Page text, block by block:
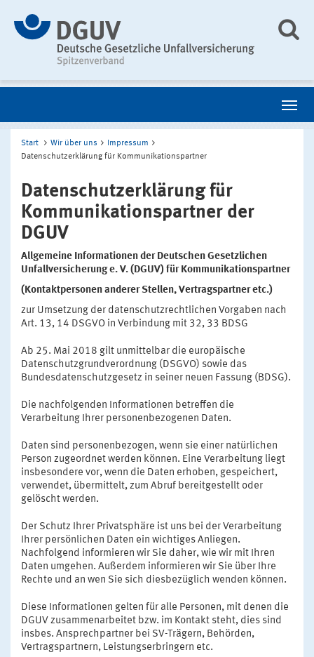
Start Wir über uns
Impressum
Datenschutzerklärung für Kommunikationspartner
Datenschutzerklärung für
Kommunikationspartner der
DGUV
Allgemeine Informationen der Deutschen Gesetzlichen
Unfallversicherung e. V. (DGUV) für Kommunikationspartner
(Kontaktpersonen anderer Stellen, Vertragspartner etc.)
zur Umsetzung der datenschutzrechtlichen Vorgaben nach
Art. 13, 14 DSGVO in Verbindung mit 32, 33 BDSG
Ab 25. Mai 2018 gilt unmittelbar die europäische
Datenschutzgrundverordnung (DSGVO) sowie das
Bundesdatenschutzgesetz in seiner neuen Fassung (BDSG).
Die nachfolgenden Informationen betreffen die
Verarbeitung Ihrer personenbezogenen Daten.
Daten sind personenbezogen, wenn sie einer natürlichen
Person zugeordnet werden können. Eine Verarbeitung liegt
insbesondere vor, wenn die Daten erhoben, gespeichert,
verwendet, übermittelt, zum Abruf bereitgestellt oder
gelöscht werden.
Der Schutz Ihrer Privatsphäre ist uns bei der Verarbeitung
Ihrer persönlichen Daten ein wichtiges Anliegen.
Nachfolgend informieren wir Sie daher, wie wir mit Ihren
Daten umgehen. Außerdem informieren wir Sie über Ihre
Rechte und an wen Sie sich diesbezüglich wenden können.
Diese Informationen gelten für alle Personen, mit denen die
DGUV zusammenarbeitet bzw. im Kontakt steht, dies sind
insbes. Ansprechpartner bei SV-Trägern, Behörden,
Vertragspartnern, Leistungserbringern etc.